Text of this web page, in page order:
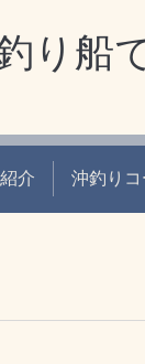
り船
介 沖釣り